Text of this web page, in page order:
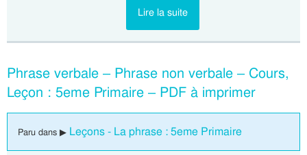
Lire la suite
Phrase verbale – Phrase non verbale – Cours,
Leçon : 5eme Primaire – PDF à imprimer
Paru dans ▶ Leçons - La phrase : 5eme Primaire